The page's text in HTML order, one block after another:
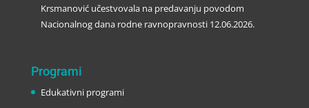
Krsmanović učestvovala na predavanju povodom
Nacionalnog dana rodne ravnopravnosti 12.06.2026.
Programi
Edukativni programi